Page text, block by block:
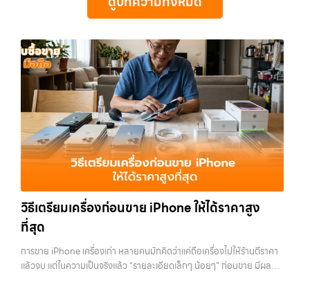
แบบครบวงจรสำหรับลูกค้าที่ต้องการขายอุปกรณ์ไอที ไม่ว่าจะเป็น: รับซื้อไอ
จ่ายเงินทันทีเมื่อตกลงซื้อขายสำเร็จ บริการของเราครอบคลุมทั้ง iPhone
สายใหม่-เก่า, Samsung ทุกรุ่น, iPad และแท็บเล็ตทุกแบรนด์ เรารับถึงแม้
จะอยู่ในสภาพใช้งานแล้ว ตกแต่งแล้ว หรือมีรอยบ้าง เพราะมูลค่าของเครื่อง
ไม่ได้ขึ้นอยู่แค่ยี่ห้อ แต่ขึ้นอยู่กับสภาพจริง ความครบชุด และความสะดวกใน
การขายของคุณ เราจึงตั้งใจให้บริการในเขต ลาดพร้าว, รัชดา, บางรัก,
แจ้งวัฒนะ, บางแค, วัชรพล, รามอินทรา, บางนา, บางพลี, เกษตรนวมินทร์,
เสนานิคม, วังหิน อย่างเต็มที่ ไม่ว่าคุณจะค้นหาคำว่า “รับซื้อมือถือใกล้ฉัน”,
“รับซื้อโทรศัพท์มือสองกรุงเทพ”, “ขาย iPad ได้ราคา”, “รับซื้อแท็บเล็ต
กรุงเทพถึงที่”, หรือ “รับซื้อ Samsung มือสอง ราคาสูง” — ที่นี่คือคำตอบ
เพราะบริการของเรามุ่งตรงให้คุณได้รับราคาและความสะดวกสบายที่เหนือ
กว่า เลือกเราแล้วคุณจะได้บริการที่คุณไว้วางใจ พร้อมทีมงานที่พร้อม
อำนวยความสะดวก นัดรับถึงที่ ตรวจสภาพอย่างมืออาชีพ และจ่ายเงินทันที
ทั้งหมดนี้เพื่อให้การขายอุปกรณ์ของคุณเป็นเรื่องง่ายขึ้น ดีกว่า รวดเร็วกว่า
และคุ้มค่ากว่า ทำไมต้องเลือกเรา ผู้เชี่ยวชาญด้านการให้บริการ รับซื้อมือถือ
iPhone, Samsung, ไอแพด แท็บเล็ตทุกยี่ห้อ ในราคาสูง พร้อมจ่ายเงิน
ทันที โดยเน้นบริการในพื้นที่ ลาดพร้าว, รัชดา, บางรัก, แจ้งวัฒนะ, บางแค,
วัชรพล, รามอินทรา, รวมถึง บางนา, บางพลี, เกษตรนวมินทร์, เสนานิคม,
วังหินไม่ว่าคุณจะต้องการ รับซื้อโทรศัพท์, รับซื้อแมคบุค, รับซื้อโน๊ตบุ๊ค, รับ
ซื้อแท็บเล็ต, หรือบริการอื่นๆ เกี่ยวกับสินค้าไอที กรุงเทพฯ – เราพร้อมให้
ให้ราคาเป็นธรรมและบริการรวดเร็ว บริการครอบคลุมทั่วกรุงเทพ และพื้นที่
ใกล้เคียง รับซื้อ iPhone… รับซื้อโทรศัพท์วัชรพล รับซื้อ iPhone ทุกรุ่น ให้
โฟน, รับซื้อไอแพด, รับซื้อมือถือ ยินดีต้อนรับสู่ “รับซื้อขายมือถือ.com”
เว็บไซต์ที่คุณไว้วางใจได้ สำหรับบริการ รับซื้อ มือถือ iPhone, Samsung,
iPad, แท็บเล็ต ทุกยี่ห้อ ให้ราคาสูง พร้อมจ่ายเงินทันที ครอบคลุมพื้นที่
ลาดพร้าว, รัชดา, บางรัก, แจ้งวัฒนะ, บางแค, วัชรพล, รามอินทรา และเขต
กรุงเทพฯ ใกล้ “ใกล้ ฉัน” ที่สุด ในยุคที่สมาร์ทโฟน แท็บเล็ต และอุปกรณ์ไอที
ใหม่ๆ เปลี่ยนรุ่นกันแทบทุกช่วงเวลา อุปกรณ์ที่คุณใช้แล้วอาจกลายเป็นของ
ที่ไม่ได้ใช้งานอยู่เฉยๆ เว็บไซต์ของเราจึงเกิดขึ้นเพื่อเป็นทางเลือกให้คุณ
สามารถเปลี่ยนอุปกรณ์ที่ไม่ใช้แล้วให้กลายเป็นเงินสดได้ทันที ด้วยบริการ รับ
ซื้อไอโฟน, รับซื้อไอแพด, รับซื้อมือถือ, รับซื้อโทรศัพท์, รับซื้อโน๊ตบุ๊ค, รับซื้อ
แท็บเล็ต, รับซื้อสินค้าไอทีกรุงเทพมหานคร อย่างครบวงจร ไม่ว่าคุณจะอยู่
โซนเมืองหรือเขตชานเมือง เรามีทีมงานพร้อมให้บริการถึงที่ในพื้นที่ “ใกล้
ฉัน” เพื่อความสะดวกและรวดเร็วที่สุด ที่ “รับซื้อขายมือถือ.com” เราเข้าใจดี
ว่าอุปกรณ์แต่ละชิ้นไม่ใช่แค่เครื่องใช้ไฟฟ้า แต่เป็นทรัพย์สินที่มีมูลค่า คุณอาจ
ต้องการเปลี่ยนรุ่น หรือต้องการเงินด่วน เราจึงมอบบริการประเมินสภาพ
เครื่อง ฟรี ปราบปรามความยุ่งยากทั้งหลาย โดยเน้น โปร่งใส มั่นใจได้ และ
จ่ายเงินทันทีเมื่อตกลงซื้อขายสำเร็จ บริการของเราครอบคลุมทั้ง iPhone
วิธีเตรียมเครื่องก่อนขาย iPhone ให้ได้ราคาสูง
ที่สุด
การขาย iPhone เครื่องเก่า หลายคนมักคิดว่าแค่ถือเครื่องไปให้ร้านตีราคา
แล้วจบ แต่ในความเป็นจริงแล้ว “รายละเอียดเล็กๆ น้อยๆ” ก่อนขาย มีผลต่อ